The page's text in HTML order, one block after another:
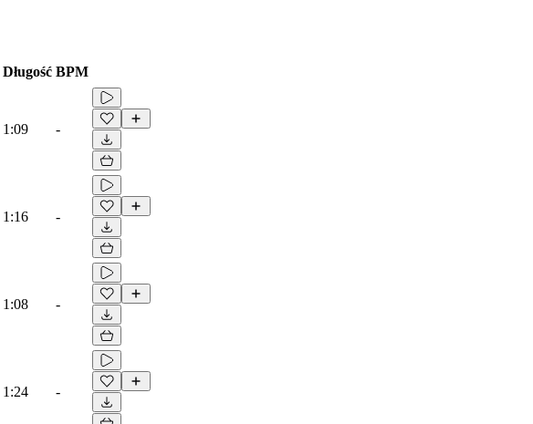
Długość BPM
1:09 -
1:16 -
1:08 -
1:24 -